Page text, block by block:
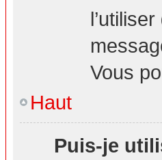
Vous
Haut
Puis-je